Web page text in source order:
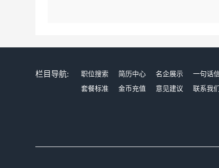
栏目导航: 职位搜索 简历中心 名企展示 一句话
套餐标准
金币充值 意见建议 联系我们